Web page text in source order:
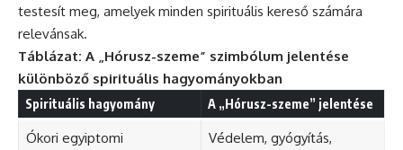
testesít meg, amelyek minden spirituális kereső számára
relevánsak.
Táblázat: A „Hórusz-szeme” szimbólum jelentése
különböző spirituális hagyományokban
Spirituális hagyomány A „Hórusz-szeme” jelentése
Ókori egyiptomi
Védelem, gyógyítás,